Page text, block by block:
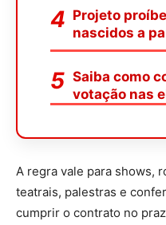
Projeto
nascidos a
Saiba como
votação nas
A regra vale para shows,
teatrais, palestras e
cumprir o contrato no